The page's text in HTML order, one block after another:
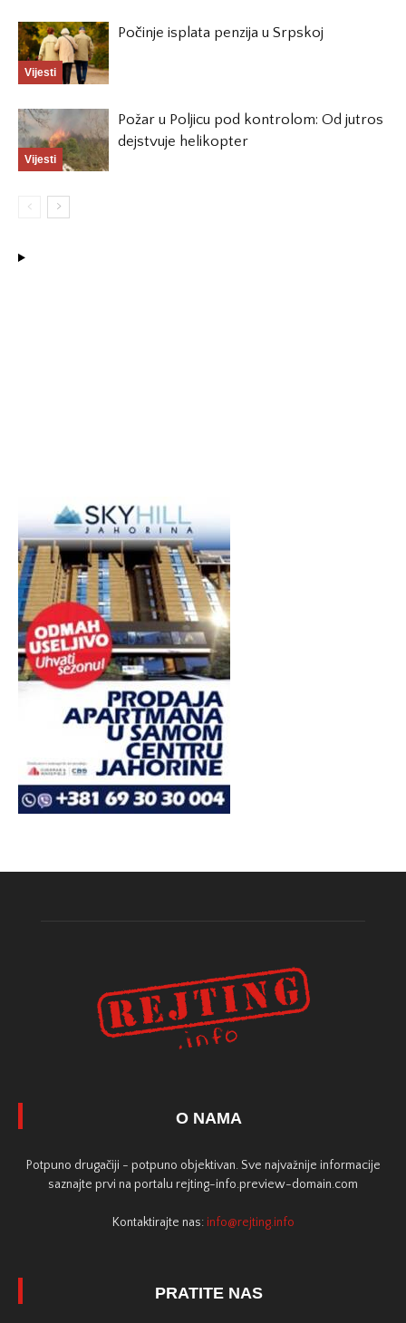
Vijesti
Počinje isplata penzija u Srpskoj
Vijesti
Požar u Poljicu pod kontrolom: Od jutros
dejstvuje helikopter
O NAMA
Potpuno drugačiji - potpuno objektivan. Sve najvažnije informacije
saznajte prvi na portalu rejting-info.preview-domain.com
Kontaktirajte nas: info@rejting.info
PRATITE NAS